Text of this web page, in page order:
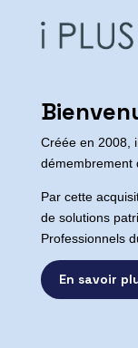
Créée en 2008,
démembrement
Par cette
de solutions
Professionnels
En savoir